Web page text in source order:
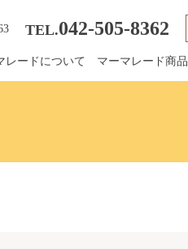
TEL.042-505-8362
レードについて マーマレード商品